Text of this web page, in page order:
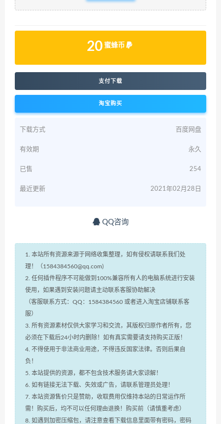
20 蜜蜂币
支付下载
淘宝购买
下载方式 百度网盘
有效期 永久
已售 254
最近更新 2021年02月28日
QQ咨询
1. 本站所有资源来源于网络收集整理，如有侵权请联系我们处
理！（1584384560@qq.com)
2. 任何插件程序不可能做到100%兼容所有人的电脑系统进行安装
使用，如果遇到安装问题请主动联系客服协助解决
（客服联系方式：QQ：1584384560 或者进入淘宝店铺联系客
服）
3. 所有资源素材仅供大家学习和交流，其版权归原作者所有，您
必须在下载后24小时内删除！如有真实需要请支持购买正版！
4. 不得使用于非法商业用途，不得违反国家法律。否则后果自
负！
5. 本站提供的资源，都不包含技术服务请大家谅解！
6. 如有链接无法下载、失效或广告，请联系管理员处理！
7. 本站资源售价只是赞助，收取费用仅维持本站的日常运作所
需！购买后，均不可以任何理由退换！购买前（请慎重考虑）
8. 如遇到加密压缩包，请注意查看下载信息里面带有密码，密码